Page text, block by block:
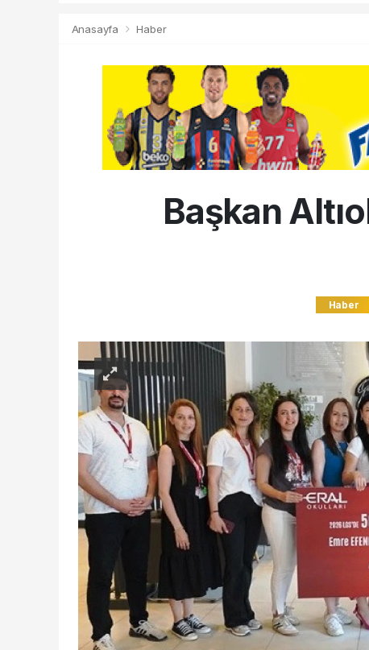
Anasayfa Haber
Başkan
Haber